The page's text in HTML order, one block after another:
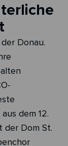
Donau.
dem 12.
der Dom St.